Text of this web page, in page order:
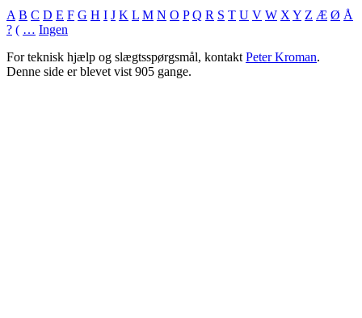
A B C D E F G H I J K L M N O P Q R S T U V W X Y Z Æ Ø Å
? ( … Ingen
For teknisk hjælp og slægtsspørgsmål, kontakt Peter Kroman.
Denne side er blevet vist 905 gange.